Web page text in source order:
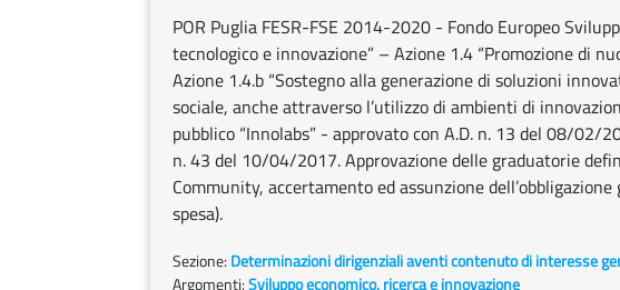
POR Puglia FESR-FSE 2014-2020 - Fondo Europeo
tecnologico e innovazione” – Azione 1.4 “Promozione di
Azione 1.4.b “Sostegno alla generazione di soluzioni
sociale, anche attraverso l’utilizzo di ambienti di
pubblico “Innolabs” - approvato con A.D. n. 13 del 08/02/
n. 43 del 10/04/2017. Approvazione delle graduatorie
Community, accertamento ed assunzione
spesa).
Sezione: Determinazioni dirigenziali aventi contenuto di interesse
Argomenti:Sviluppo economico, ricerca e innovazione